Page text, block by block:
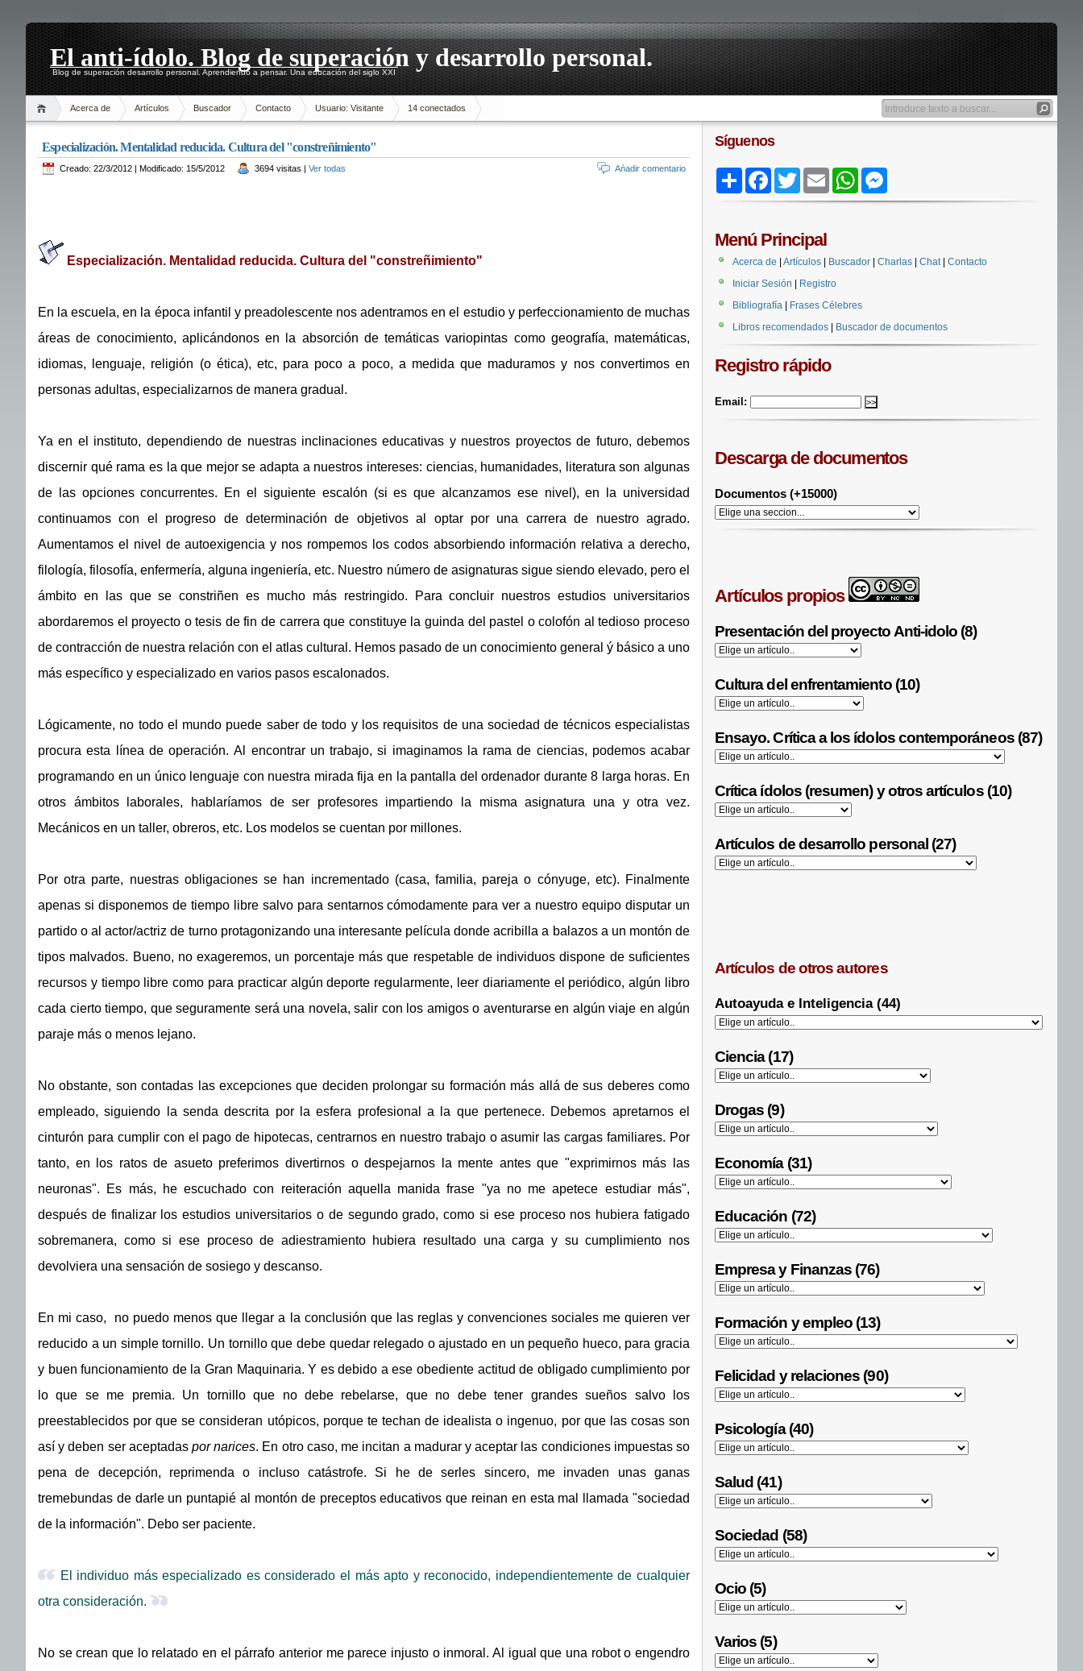
El anti-ídolo. Blog de superación y desarrollo personal.
Blog de superación desarrollo personal. Aprendiendo a pensar. Una educación del siglo XXI
Acerca de Artículos Buscador Contacto Usuario: Visitante 14 conectados
Especialización. Mentalidad reducida. Cultura del "constreñimiento"
Creado: 22/3/2012 | Modificado: 15/5/2012 3694 visitas | Ver todas Ańadir comentario
Especialización. Mentalidad reducida. Cultura del "constreñimiento"
En la escuela, en la época infantil y preadolescente nos adentramos en el estudio y perfeccionamiento de muchas
áreas de conocimiento, aplicándonos en la absorción de temáticas variopintas como geografía, matemáticas,
idiomas, lenguaje, religión (o ética), etc, para poco a poco, a medida que maduramos y nos convertimos en
personas adultas, especializarnos de manera gradual.
Ya en el instituto, dependiendo de nuestras inclinaciones educativas y nuestros proyectos de futuro, debemos
discernir qué rama es la que mejor se adapta a nuestros intereses: ciencias, humanidades, literatura son algunas
de las opciones concurrentes. En el siguiente escalón (si es que alcanzamos ese nivel), en la universidad
continuamos con el progreso de determinación de objetivos al optar por una carrera de nuestro agrado.
Aumentamos el nivel de autoexigencia y nos rompemos los codos absorbiendo información relativa a derecho,
filología, filosofía, enfermería, alguna ingeniería, etc. Nuestro número de asignaturas sigue siendo elevado, pero el
ámbito en las que se constriñen es mucho más restringido. Para concluir nuestros estudios universitarios
abordaremos el proyecto o tesis de fin de carrera que constituye la guinda del pastel o colofón al tedioso proceso
de contracción de nuestra relación con el atlas cultural. Hemos pasado de un conocimiento general ý básico a uno
más específico y especializado en varios pasos escalonados.
Lógicamente, no todo el mundo puede saber de todo y los requisitos de una sociedad de técnicos especialistas
procura esta línea de operación. Al encontrar un trabajo, si imaginamos la rama de ciencias, podemos acabar
programando en un único lenguaje con nuestra mirada fija en la pantalla del ordenador durante 8 larga horas. En
otros ámbitos laborales, hablaríamos de ser profesores impartiendo la misma asignatura una y otra vez.
Mecánicos en un taller, obreros, etc. Los modelos se cuentan por millones.
Por otra parte, nuestras obligaciones se han incrementado (casa, familia, pareja o cónyuge, etc). Finalmente
apenas si disponemos de tiempo libre salvo para sentarnos cómodamente para ver a nuestro equipo disputar un
partido o al actor/actriz de turno protagonizando una interesante película donde acribilla a balazos a un montón de
tipos malvados. Bueno, no exageremos, un porcentaje más que respetable de individuos dispone de suficientes
recursos y tiempo libre como para practicar algún deporte regularmente, leer diariamente el periódico, algún libro
cada cierto tiempo, que seguramente será una novela, salir con los amigos o aventurarse en algún viaje en algún
paraje más o menos lejano.
No obstante, son contadas las excepciones que deciden prolongar su formación más allá de sus deberes como
empleado, siguiendo la senda descrita por la esfera profesional a la que pertenece. Debemos apretarnos el
cinturón para cumplir con el pago de hipotecas, centrarnos en nuestro trabajo o asumir las cargas familiares. Por
tanto, en los ratos de asueto preferimos divertirnos o despejarnos la mente antes que "exprimirnos más las
neuronas". Es más, he escuchado con reiteración aquella manida frase "ya no me apetece estudiar más",
después de finalizar los estudios universitarios o de segundo grado, como si ese proceso nos hubiera fatigado
sobremanera, como si ese proceso de adiestramiento hubiera resultado una carga y su cumplimiento nos
devolviera una sensación de sosiego y descanso.
En mi caso, no puedo menos que llegar a la conclusión que las reglas y convenciones sociales me quieren ver
reducido a un simple tornillo. Un tornillo que debe quedar relegado o ajustado en un pequeño hueco, para gracia
y buen funcionamiento de la Gran Maquinaria. Y es debido a ese obediente actitud de obligado cumplimiento por
lo que se me premia. Un tornillo que no debe rebelarse, que no debe tener grandes sueños salvo los
preestablecidos por que se consideran utópicos, porque te techan de idealista o ingenuo, por que las cosas son
así y deben ser aceptadaspor narices. En otro caso, me incitan a madurar y aceptar las condiciones impuestas so
pena de decepción, reprimenda o incluso catástrofe. Si he de serles sincero, me invaden unas ganas
tremebundas de darle un puntapié al montón de preceptos educativos que reinan en esta mal llamada "sociedad
de la información". Debo ser paciente.
El individuo más especializado es considerado el más apto y reconocido, independientemente de cualquier
otra consideración.
No se crean que lo relatado en el párrafo anterior me parece injusto o inmoral. Al igual que una robot o engendro
Síguenos
Share FacebookTwitter Email WhatsApp
Menú Principal
Acerca de Artículos Buscador Charlas Chat| Contacto
Iniciar Sesión
Registro
Bibliografía
Frases Célebres
Libros recomendados
Buscador de documentos
Registro rápido
Email:
Descarga de documentos
Documentos (+15000)
Artículos propios
Presentación del proyecto Anti-idolo (8)
Cultura del enfrentamiento (10)
Ensayo. Crítica a los ídolos contemporáneos (87)
Crítica ídolos (resumen) y otros artículos (10)
Artículos de desarrollo personal (27)
Artículos de otros autores
Autoayuda e Inteligencia (44)
Ciencia (17)
Drogas (9)
Economía (31)
Educación (72)
Empresa y Finanzas (76)
Formación y empleo (13)
Felicidad y relaciones (90)
Psicología (40)
Salud (41)
Sociedad (58)
Ocio (5)
Varios (5)